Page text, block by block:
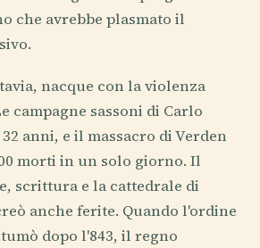
che avrebbe plasmato il
nacque con la violenza
campagne sassoni di Carlo
anni, e il massacro di Verden
morti in un solo giorno. Il
scrittura e la cattedrale di
anche ferite. Quando l'ordine
dopo l'843, il regno